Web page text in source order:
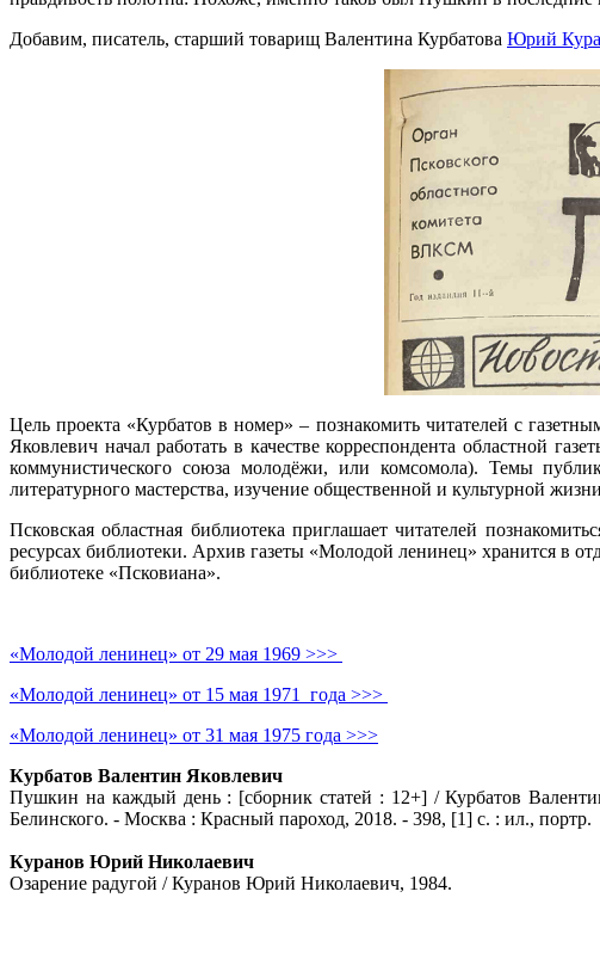
Добавим, писатель, старший товарищ Валентина Курбатова Юрий
Цель проекта «Курбатов в номер» – познакомить читателей с
Яковлевич начал работать в качестве корреспондента областной
коммунистического союза молодёжи, или комсомола). Темы
литературного мастерства, изучение общественной и культурной
Псковская областная библиотека приглашает читателей
ресурсах библиотеки. Архив газеты «Молодой ленинец» хранится в
библиотеке «Псковиана».
«Молодой ленинец» от 29 мая 1969 >>>
«Молодой ленинец» от 15 мая 1971 года >>>
«Молодой ленинец» от 31 мая 1975 года >>>
Курбатов Валентин Яковлевич
Пушкин на каждый день : [сборник статей : 12+] / Курбатов
Белинского. - Москва : Красный пароход, 2018. - 398, [1] с. : ил., портр.
Куранов Юрий Николаевич
Озарение радугой / Куранов Юрий Николаевич, 1984.